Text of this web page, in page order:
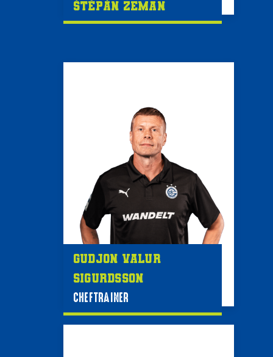
Štěpán Zeman
Gudjon Valur
Sigurdsson
CHEFTRAINER